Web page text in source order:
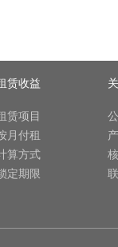
赁收益
赁项目
月付租
算方式
定期限